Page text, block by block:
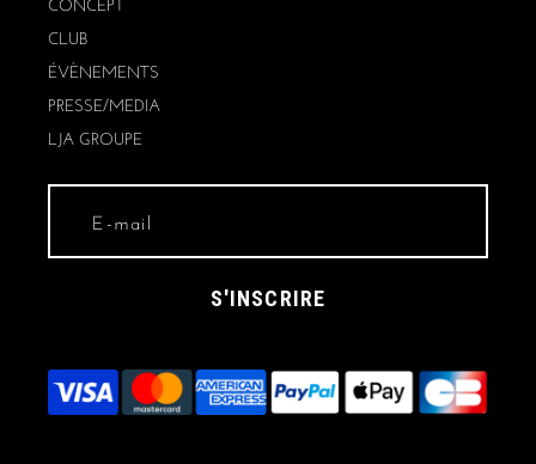
CLUB
ÉVÈNEMENTS
PRESSE/MEDIA
LJA GROUPE
S'INSCRIRE